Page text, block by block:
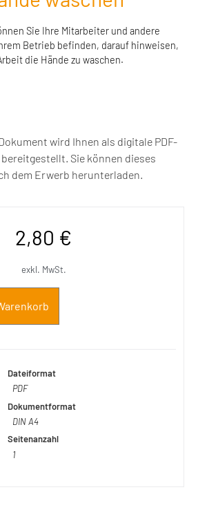
Sie Ihre Mitarbeiter und andere
Betrieb befinden, darauf hinweisen,
die Hände zu waschen.
wird Ihnen als digitale PDF-
Sie können dieses
dem Erwerb herunterladen.
2,80 €
exkl. MwSt.
Dateiformat
PDF
Dokumentformat
DIN A4
Seitenanzahl
1